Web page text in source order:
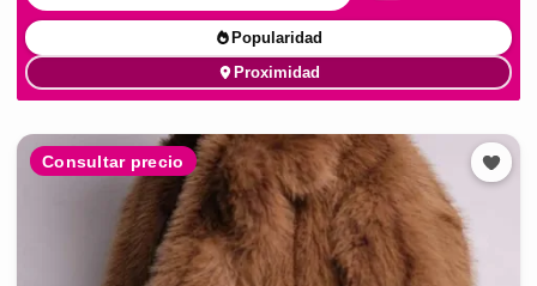
Popularidad
Proximidad
Consultar precio